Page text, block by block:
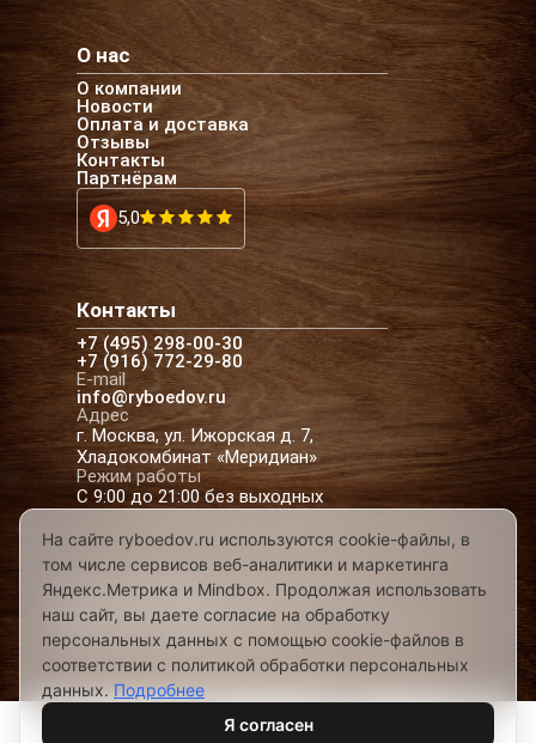
О нас
О компании
Новости
Оплата и доставка
Отзывы
Контакты
Партнёрам
5,0
Контакты
+7 (495) 298-00-30
+7 (916) 772-29-80
E-mail
info@ryboedov.ru
Адрес
г. Москва, ул. Ижорская д. 7,
Хладокомбинат «Меридиан»
Режим работы
С 9:00 до 21:00 без выходных
© 2026,Рыбоедовъ— доставка рыбы и
морепродуктов в Москве
Предложения на сайте не являются офертой
Разработано в
На сайте ryboedov.ru используются cookie-файлы, в
том числе сервисов веб-аналитики и маркетинга
Яндекс.Метрика и Mindbox. Продолжая использовать
наш сайт, вы даете согласие на обработку
персональных данных с помощью cookie-файлов в
соответствии с политикой обработки персональных
данных. Подробнее
Я согласен